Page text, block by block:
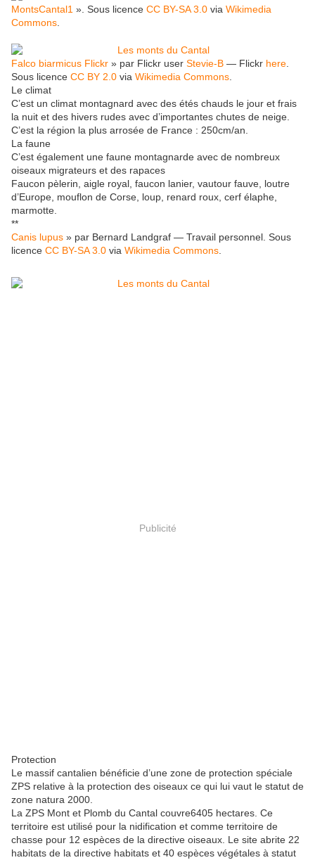
MontsCantal1 ». Sous licence CC BY-SA 3.0 via Wikimedia
Commons
Falco biarmicus Flickr » par Flickr user Stevie-B — Flickr here
Sous licence CC BY 2.0 via Wikimedia Commons
Le climat
C’est un climat montagnard avec des étés chauds le jour et frais
la nuit et des hivers rudes avec d’importantes chutes de neige.
C’est la région la plus arrosée de France : 250cm/an.
La faune
C’est également une faune montagnarde avec de nombreux
oiseaux migrateurs et des rapaces
Faucon pèlerin, aigle royal, faucon lanier, vautour fauve, loutre
d’Europe, mouflon de Corse, loup, renard roux, cerf élaphe,
marmotte.
**
Canis lupus » par Bernard Landgraf — Travail personnel. Sous
licence CC BY-SA 3.0 via Wikimedia Commons
Publicité
Protection
Le massif cantalien bénéficie d’une zone de protection spéciale
ZPS relative à la protection des oiseaux ce qui lui vaut le statut de
zone natura 2000.
La ZPS Mont et Plomb du Cantal couvre6405 hectares. Ce
territoire est utilisé pour la nidification et comme territoire de
chasse pour 12 espèces de la directive oiseaux. Le site abrite 22
habitats de la directive habitats et 40 espèces végétales à statut